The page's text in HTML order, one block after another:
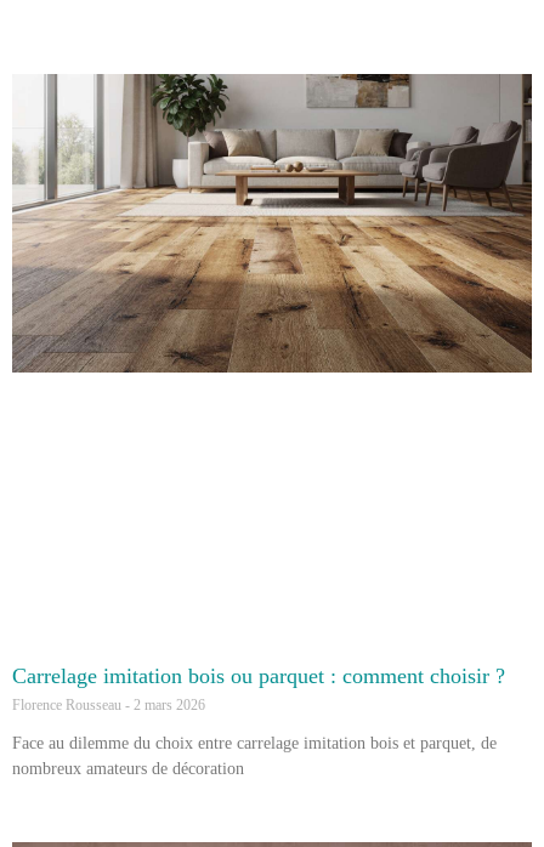
Carrelage imitation bois ou parquet : comment choisir ?
Florence Rousseau 2 mars 2026
Face au dilemme du choix entre carrelage imitation bois et parquet, de
nombreux amateurs de décoration